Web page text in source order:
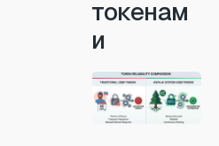
токенам
и